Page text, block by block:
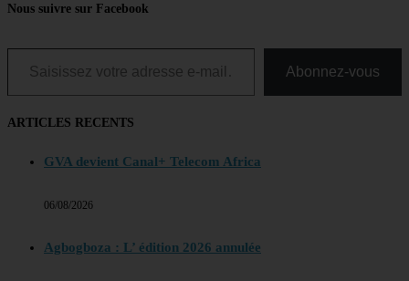
Nous suivre sur Facebook
Saisissez votre adresse e-mail…
Abonnez-vous
ARTICLES RECENTS
GVA devient Canal+ Telecom Africa
06/08/2026
Agbogboza : L’ édition 2026 annulée